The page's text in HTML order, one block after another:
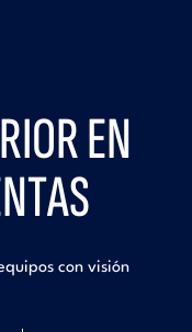
EN
con visión